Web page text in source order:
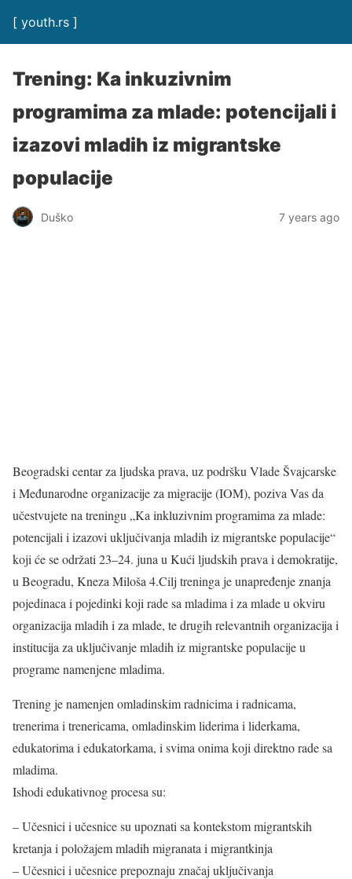
[ youth.rs ]
Trening: Ka inkuzivnim
programima za mlade: potencijali i
izazovi mladih iz migrantske
populacije
Duško 7 years ago
Beogradski centar za ljudska prava, uz podršku Vlade Švajcarske
i Međunarodne organizacije za migracije (IOM), poziva Vas da
učestvujete na treningu „Ka inkluzivnim programima za mlade:
potencijali i izazovi uključivanja mladih iz migrantske populacije“
koji će se održati 23–24. juna u Kući ljudskih prava i demokratije,
u Beogradu, Kneza Miloša 4.Cilj treninga je unapređenje znanja
pojedinaca i pojedinki koji rade sa mladima i za mlade u okviru
organizacija mladih i za mlade, te drugih relevantnih organizacija i
institucija za uključivanje mladih iz migrantske populacije u
programe namenjene mladima.
Trening je namenjen omladinskim radnicima i radnicama,
trenerima i trenericama, omladinskim liderima i liderkama,
edukatorima i edukatorkama, i svima onima koji direktno rade sa
mladima.
Ishodi edukativnog procesa su:
– Učesnici i učesnice su upoznati sa kontekstom migrantskih
kretanja i položajem mladih migranata i migrantkinja
– Učesnici i učesnice prepoznaju značaj uključivanja